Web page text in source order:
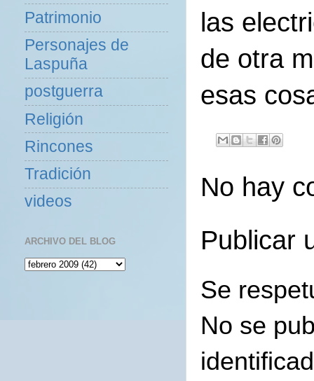
las
de otra
esas
No hay
Publicar
Se
No se
Patrimonio
Personajes de
Laspuña
postguerra
Religión
Rincones
Tradición
videos
ARCHIVO DEL BLOG